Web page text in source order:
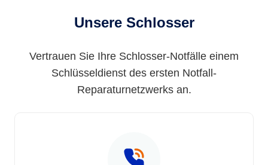
Unsere Schlosser
Vertrauen Sie Ihre Schlosser-Notfälle einem
Schlüsseldienst des ersten Notfall-
Reparaturnetzwerks an.